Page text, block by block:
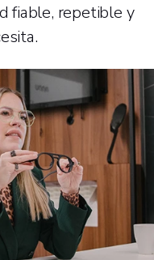
fiable, repetible y